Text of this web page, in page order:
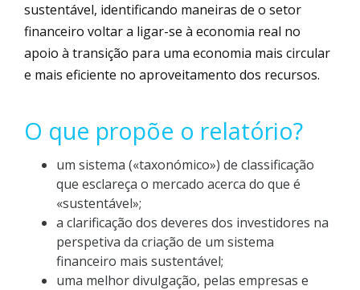
sustentável, identificando maneiras de o setor
financeiro voltar a ligar-se à economia real no
apoio à transição para uma economia mais circular
e mais eficiente no aproveitamento dos recursos.
O que propõe o relatório?
um sistema («taxonómico») de classificação
que esclareça o mercado acerca do que é
«sustentável»;
a clarificação dos deveres dos investidores na
perspetiva da criação de um sistema
financeiro mais sustentável;
uma melhor divulgação, pelas empresas e